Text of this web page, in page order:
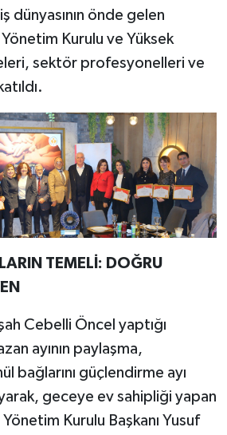
dünyasının önde gelen
Kurulu ve Yüksek
sektör profesyonelleri ve
TEMELİ: DOĞRU
Cebelli Öncel yaptığı
ayının paylaşma,
bağlarını güçlendirme ayı
geceye ev sahipliği yapan
Kurulu Başkanı Yusuf